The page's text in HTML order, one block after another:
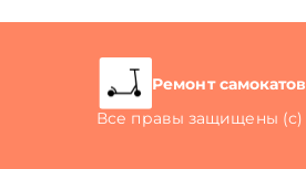
Ремонт самокатов
Все правы защищены (с)